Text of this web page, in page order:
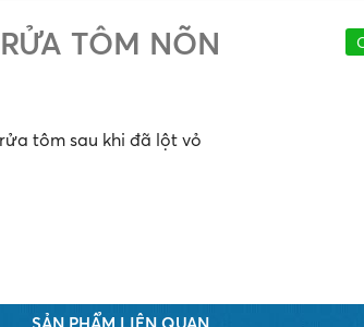
TÔM NÕN
tôm sau khi đã lột vỏ